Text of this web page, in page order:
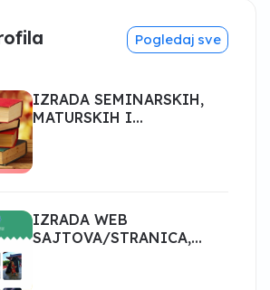
Pogledaj sve
IZRADA SEMINARSKIH,
MATURSKIH I
IZRADA WEB
SAJTOVA/STRANICA,